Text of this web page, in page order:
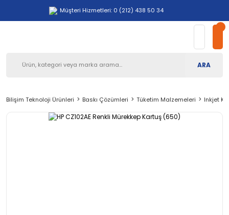
Müşteri Hizmetleri: 0 (212) 438 50 34
ARA
Bilişim Teknoloji Ürünleri Baskı Çözümleri Tüketim Malzemeleri Inkjet